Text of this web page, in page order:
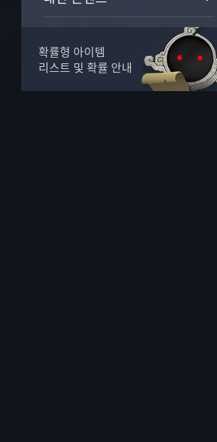
생활 콘텐츠
확률형 아이템
리스트 및 확률 안내